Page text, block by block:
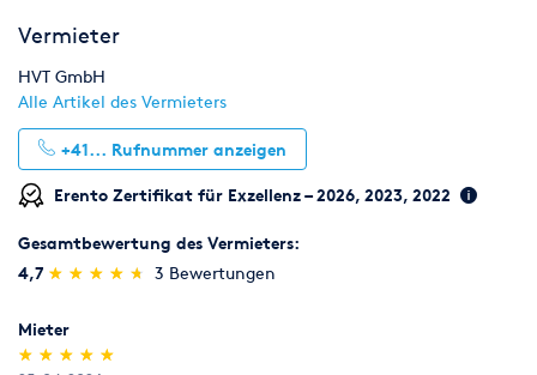
Vermieter
HVT GmbH
Alle Artikel des Vermieters
+41... Rufnummer anzeigen
Erento Zertifikat für Exzellenz – 2026, 2023, 2022
Gesamtbewertung des Vermieters:
4,7 (*)
★
★
(*) ★
★
(*) ★
★
(*) ★
★
(*) ★
★ 3 Bewertungen
Mieter
(*)
★
★
(*) ★
★
(*) ★
★
(*) ★
★
(*) ★
★